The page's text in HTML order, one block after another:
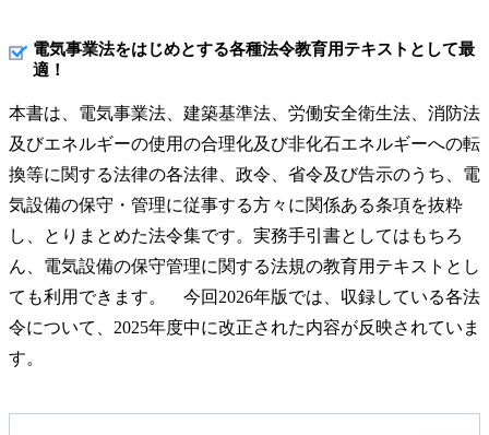
電気事業法をはじめとする各種法令教育用テキストとして最
適！
本書は、電気事業法、建築基準法、労働安全衛生法、消防法
及びエネルギーの使用の合理化及び非化石エネルギーへの転
換等に関する法律の各法律、政令、省令及び告示のうち、電
気設備の保守・管理に従事する方々に関係ある条項を抜粋
し、とりまとめた法令集です。実務手引書としてはもちろ
ん、電気設備の保守管理に関する法規の教育用テキストとし
ても利用できます。 今回2026年版では、収録している各法
令について、2025年度中に改正された内容が反映されていま
す。